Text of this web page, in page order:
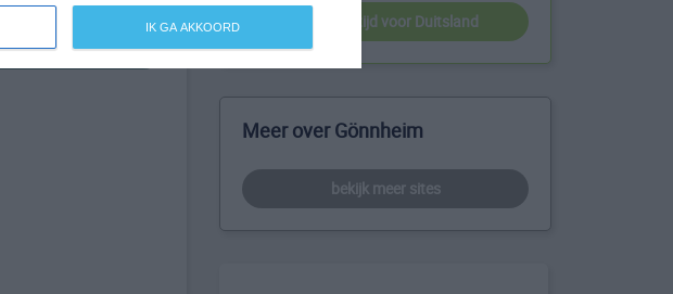
IK GA AKKOORD beste reistijd voor Duitsland
Meer over Gönnheim
bekijk meer sites